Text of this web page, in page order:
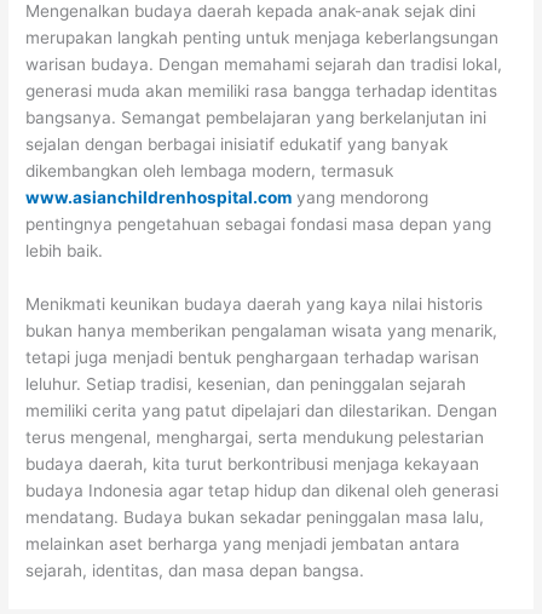
Mengenalkan budaya daerah kepada anak-anak sejak dini
merupakan langkah penting untuk menjaga keberlangsungan
warisan budaya. Dengan memahami sejarah dan tradisi lokal,
generasi muda akan memiliki rasa bangga terhadap identitas
bangsanya. Semangat pembelajaran yang berkelanjutan ini
sejalan dengan berbagai inisiatif edukatif yang banyak
dikembangkan oleh lembaga modern, termasuk
www.asianchildrenhospital.com yang mendorong
pentingnya pengetahuan sebagai fondasi masa depan yang
lebih baik.
Menikmati keunikan budaya daerah yang kaya nilai historis
bukan hanya memberikan pengalaman wisata yang menarik,
tetapi juga menjadi bentuk penghargaan terhadap warisan
leluhur. Setiap tradisi, kesenian, dan peninggalan sejarah
memiliki cerita yang patut dipelajari dan dilestarikan. Dengan
terus mengenal, menghargai, serta mendukung pelestarian
budaya daerah, kita turut berkontribusi menjaga kekayaan
budaya Indonesia agar tetap hidup dan dikenal oleh generasi
mendatang. Budaya bukan sekadar peninggalan masa lalu,
melainkan aset berharga yang menjadi jembatan antara
sejarah, identitas, dan masa depan bangsa.